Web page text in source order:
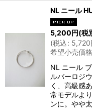
NL ニール
5,200円(税
(税込: 5,720
希望小売価格
NL ニール
ルバーロジ
く、高級感
常モデルよ
ンに。やや